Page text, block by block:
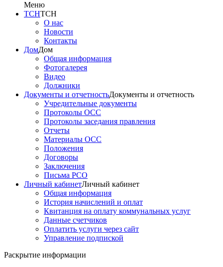
Меню
ТСНТСН
О нас
Новости
Контакты
ДомДом
Общая информация
Фотогалерея
Видео
Должники
Документы и отчетностьДокументы и отчетность
Учредительные документы
Протоколы ОСС
Протоколы заседания правления
Отчеты
Материалы ОСС
Положения
Договоры
Заключения
Письма РСО
Личный кабинетЛичный кабинет
Общая информация
История начислений и оплат
Квитанция на оплату коммунальных услуг
Данные счетчиков
Оплатить услуги через сайт
Управление подпиской
Раскрытие информации